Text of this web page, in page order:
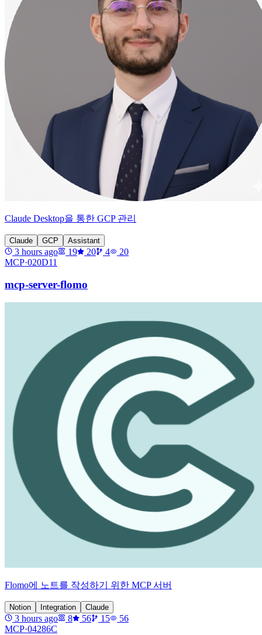
Claude Desktop을 통한 GCP 관리
Claude GCP Assistant
3 hours ago 19 20 4
20
MCP·020D11
mcp-server-flomo
Flomo에 노트를 작성하기 위한 MCP 서버
Notion Integration Claude
3 hours ago 8 56 15
56
MCP·04286C